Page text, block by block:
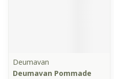
Deumavan
Deumavan Pommade